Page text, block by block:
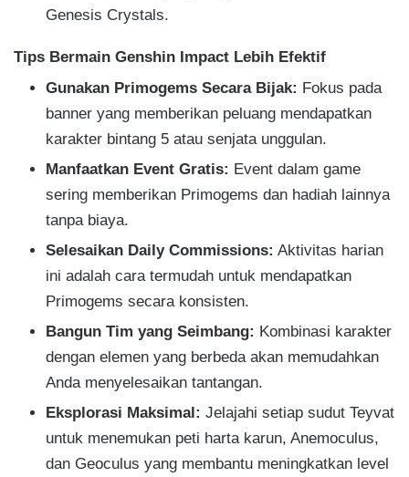
Genesis Crystals.
Tips Bermain Genshin Impact Lebih Efektif
Gunakan Primogems Secara Bijak: Fokus pada
banner yang memberikan peluang mendapatkan
karakter bintang 5 atau senjata unggulan.
Manfaatkan Event Gratis: Event dalam game
sering memberikan Primogems dan hadiah lainnya
tanpa biaya.
Selesaikan Daily Commissions: Aktivitas harian
ini adalah cara termudah untuk mendapatkan
Primogems secara konsisten.
Bangun Tim yang Seimbang: Kombinasi karakter
dengan elemen yang berbeda akan memudahkan
Anda menyelesaikan tantangan.
Eksplorasi Maksimal: Jelajahi setiap sudut Teyvat
untuk menemukan peti harta karun, Anemoculus,
dan Geoculus yang membantu meningkatkan level